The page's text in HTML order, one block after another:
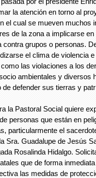
la atención en torno al
el cual se mueven muchos
de la zona a implicarse
contra grupos o personas.
el clima de violencia
las violaciones a los
ambientales y diversos
defender sus tierras y
la Pastoral Social quiere
personas que están en
particularmente el
Sra. Guadalupe de Jesús
Rosalinda Hidalgo.
que de forma
las medidas de